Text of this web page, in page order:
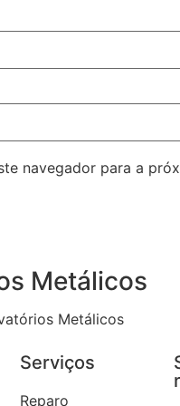
navegador para a
Metálicos
Metálicos
Serviços
Reparo